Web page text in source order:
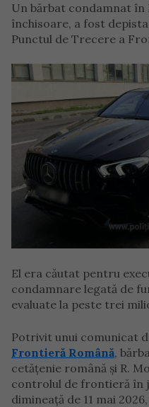
Un bărbat condamnat în
închisoare, a fost
Punctul de Trecere a
El era căutat pentru
condamnare legată de
evaluate la peste trei
Potrivit unui comunicat
Frontieră Română,
cetățenie română și R.
controlul de frontieră în
dimineață de 11 mai